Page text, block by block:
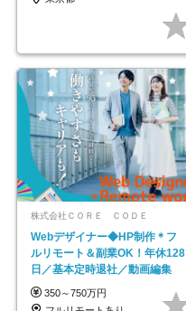
株式会社ＣＯＲＥ ＣＯＤＥ
Webデザイナー◆HP制作＊フ
ルリモート＆副業OK！年休128
日／基本定時退社／動画編集
350～750万円